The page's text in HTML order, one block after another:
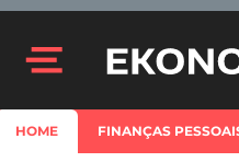
HOME FINANÇAS